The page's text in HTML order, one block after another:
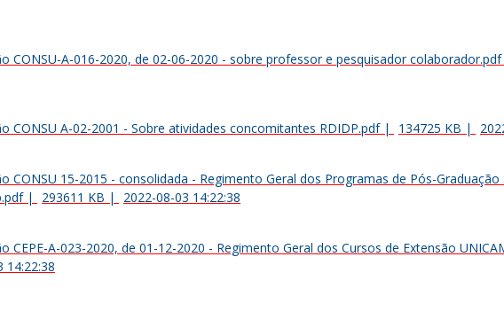
CONSU-A-016-2020, de 02-06-2020 - sobre professor e pesquisador colaborador.pdf
CONSU A-02-2001 - Sobre atividades concomitantes RDIDP.pdf| 134725 KB |
CONSU 15-2015 - consolidada - Regimento Geral dos Programas de Pós-
| 293611 KB | 2022-08-03 14:22:38
CEPE-A-023-2020, de 01-12-2020 - Regimento Geral dos Cursos de Extensão
14:22:38